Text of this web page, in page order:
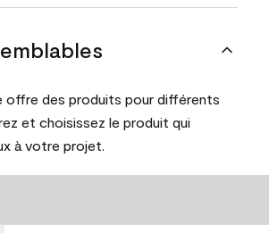
offre des produits pour différents
et choisissez le produit qui
à votre projet.